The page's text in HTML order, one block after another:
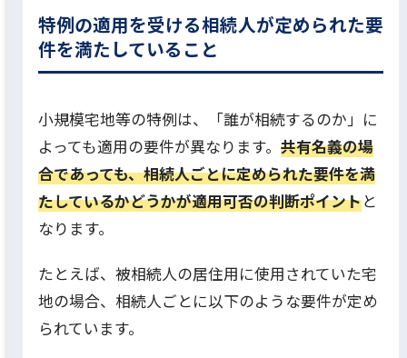
特例の適用を受ける相続人が定められた要
件を満たしていること
小規模宅地等の特例は、「誰が相続するのか」に
よっても適用の要件が異なります。 共有名義の場
合であっても、相続人ごとに定められた要件を満
たしているかどうかが適用可否の判断ポイントと
なります。
たとえば、被相続人の居住用に使用されていた宅
地の場合、相続人ごとに以下のような要件が定め
られています。